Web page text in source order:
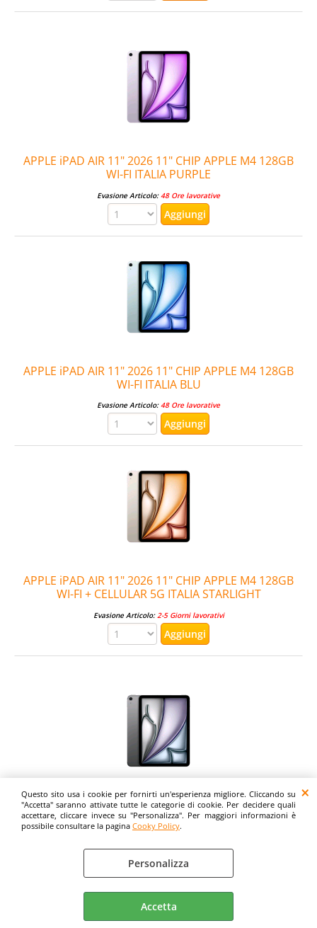
Questo sito usa i cookie per fornirti un'esperienza migliore. Cliccando su
"Accetta" saranno attivate tutte le categorie di cookie. Per decidere quali
accettare, cliccare invece su "Personalizza". Per maggiori informazioni è
possibile consultare la pagina Cooky Policy.
Personalizza
Accetta
APPLE iPAD AIR 11" 2026 11" CHIP APPLE M4 128GB
WI-FI ITALIA PURPLE
Evasione Articolo:48 Ore lavorative
APPLE iPAD AIR 11" 2026 11" CHIP APPLE M4 128GB
WI-FI ITALIA BLU
Evasione Articolo:48 Ore lavorative
APPLE iPAD AIR 11" 2026 11" CHIP APPLE M4 128GB
WI-FI + CELLULAR 5G ITALIA STARLIGHT
Evasione Articolo:2-5 Giorni lavorativi
APPLE iPAD AIR 11" 2026 11" CHIP APPLE M4 128GB
WI-FI + CELLULAR 5G ITALIA SPACE GREY